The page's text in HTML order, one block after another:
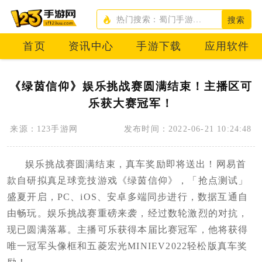
搜索
首页 资讯中心 手游下载 应用软件
《绿茵信仰》娱乐挑战赛圆满结束！主播区可
乐获大赛冠军！
来源：123手游网 发布时间：2022-06-21 10:24:48
娱乐挑战赛圆满结束，真车奖励即将送出！网易首
款自研拟真足球竞技游戏《绿茵信仰》，「抢点测试」
盛夏开启，PC、iOS、安卓多端同步进行，数据互通自
由畅玩。娱乐挑战赛重磅来袭，经过数轮激烈的对抗，
现已圆满落幕。主播可乐获得本届比赛冠军，他将获得
唯一冠军头像框和五菱宏光MINIEV2022轻松版真车奖